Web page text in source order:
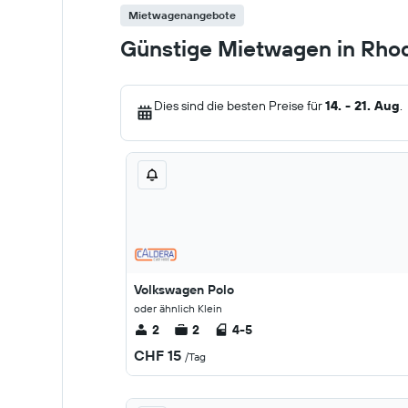
Mietwagenangebote
Günstige Mietwagen in
Dies sind die besten Preise für14. - 21. Aug.
Volkswagen Polo
oder ähnlich Klein
2 2 4-5
CHF 15 /Tag